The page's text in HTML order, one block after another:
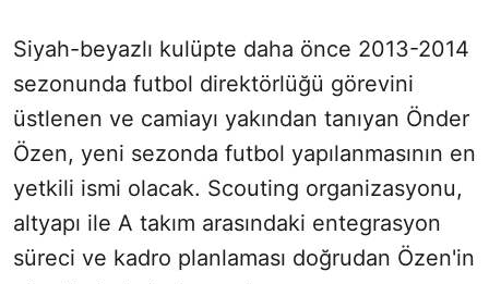
Siyah-beyazlı kulüpte daha önce 2013-2014
sezonunda futbol direktörlüğü görevini
üstlenen ve camiayı yakından tanıyan Önder
Özen, yeni sezonda futbol yapılanmasının en
yetkili ismi olacak. Scouting organizasyonu,
altyapı ile A takım arasındaki entegrasyon
süreci ve kadro planlaması doğrudan Özen'in